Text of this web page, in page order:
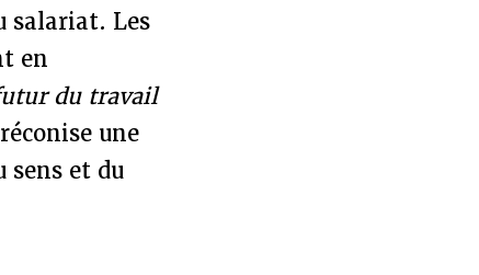
salariat. Les
en
du travail
une
sens et du